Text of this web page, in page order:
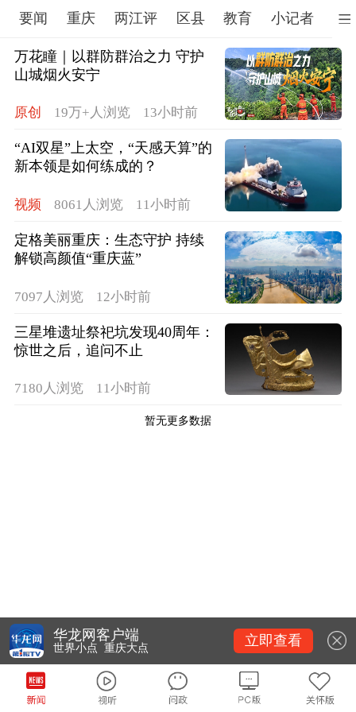
要闻 重庆 两江评 区县 教育 小记者 文
万花瞳｜以群防群治之力 守护
山城烟火安宁
原创 19万+人浏览 13小时前
“AI双星”上太空，“天感天算”的
新本领是如何练成的？
视频 8061人浏览 11小时前
定格美丽重庆：生态守护 持续
解锁高颜值“重庆蓝”
7097人浏览 12小时前
三星堆遗址祭祀坑发现40周年：
惊世之后，追问不止
7180人浏览 11小时前
暂无更多数据
华龙网客户端
世界小点 重庆大点 立即查看